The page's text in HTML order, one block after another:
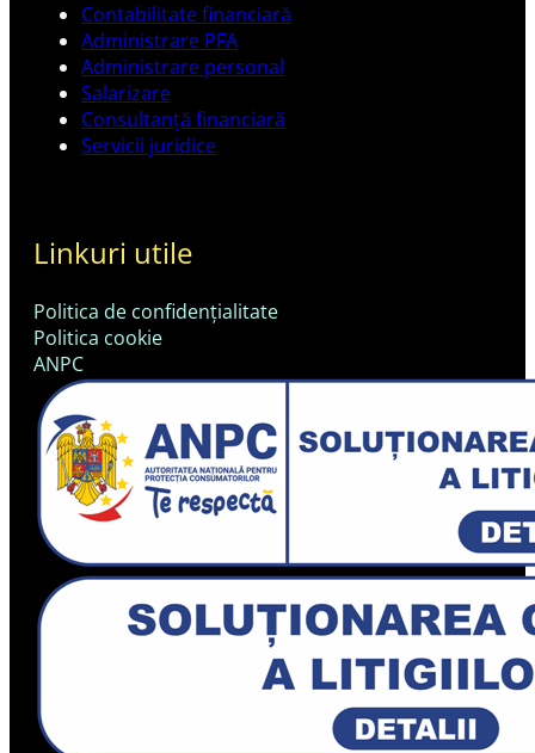
Contabilitate financiară
Administrare PFA
Administrare personal
Salarizare
Consultanță financiară
Servicii juridice
Linkuri utile
Politica de confidențialitate
Politica cookie
ANPC